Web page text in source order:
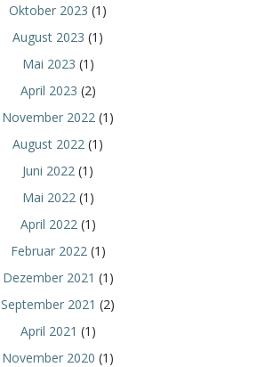
Oktober 2023 (1)
August 2023 (1)
Mai 2023 (1)
April 2023 (2)
November 2022 (1)
August 2022 (1)
Juni 2022 (1)
Mai 2022 (1)
April 2022 (1)
Februar 2022 (1)
Dezember 2021 (1)
September 2021 (2)
April 2021 (1)
November 2020 (1)